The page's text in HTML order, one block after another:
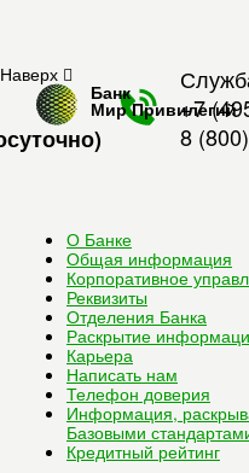
+7
8
Наверх
Банк
Мир Привилегий
О Банке
Общая информация
Корпоративное
Реквизиты
Отделения Банка
Раскрытие
Карьера
Написать нам
Телефон доверия
Информация,
Базовыми
Кредитный рейтинг